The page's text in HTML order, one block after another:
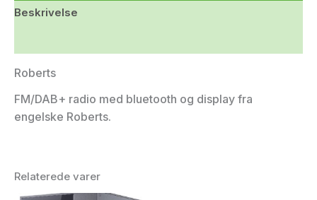
Beskrivelse
Roberts
FM/DAB+ radio med bluetooth og display fra
engelske Roberts.
Relaterede varer